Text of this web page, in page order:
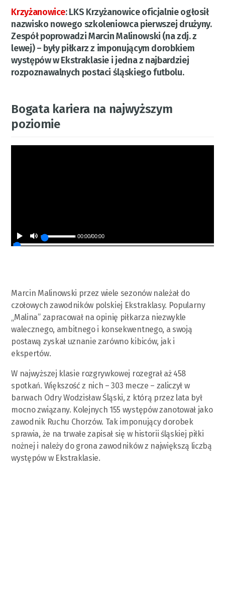
Krzyżanowice:LKS Krzyżanowice oficjalnie ogłosił
nazwisko nowego szkoleniowca pierwszej drużyny.
Zespół poprowadzi Marcin Malinowski (na zdj. z
lewej) – były piłkarz z imponującym dorobkiem
występów w Ekstraklasie i jedna z najbardziej
rozpoznawalnych postaci śląskiego futbolu.
Bogata kariera na najwyższym
poziomie
00:00/00:00
Marcin Malinowski przez wiele sezonów należał do
czołowych zawodników polskiej Ekstraklasy. Popularny
„Malina” zapracował na opinię piłkarza niezwykle
walecznego, ambitnego i konsekwentnego, a swoją
postawą zyskał uznanie zarówno kibiców, jak i
ekspertów.
W najwyższej klasie rozgrywkowej rozegrał aż 458
spotkań. Większość z nich – 303 mecze – zaliczył w
barwach Odry Wodzisław Śląski, z którą przez lata był
mocno związany. Kolejnych 155 występów zanotował jako
zawodnik Ruchu Chorzów. Tak imponujący dorobek
sprawia, że na trwałe zapisał się w historii śląskiej piłki
nożnej i należy do grona zawodników z największą liczbą
występów w Ekstraklasie.